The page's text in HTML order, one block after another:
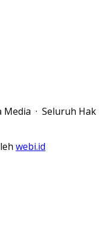
Media · Seluruh Hak
webi.id